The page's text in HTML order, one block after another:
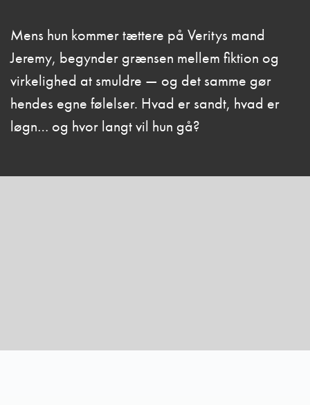
Mens hun kommer tættere på Veritys mand
Jeremy, begynder grænsen mellem fiktion og
virkelighed at smuldre — og det samme gør
hendes egne følelser. Hvad er sandt, hvad er
løgn… og hvor langt vil hun gå?